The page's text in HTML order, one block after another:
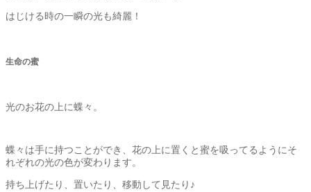
はじける時の一瞬の光も綺麗！
生命の蜜
光のお花の上に蝶々。
蝶々は手に持つことができ、花の上に置くと蜜を吸ってるようにそ
れぞれの光の色が変わります。
持ち上げたり、置いたり、移動して見たり♪